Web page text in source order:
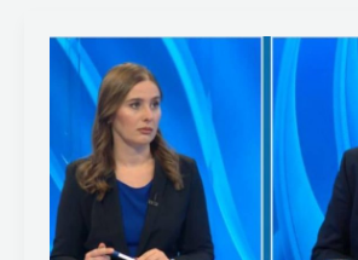
Dragana
Čovića:
Planirano
izmještanje
rijeke
zbog